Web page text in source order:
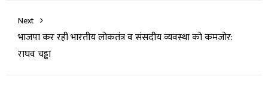
Next
भाजपा कर रही भारतीय लोकतंत्र व संसदीय व्यवस्था को कमजोर:
राघव चड्ढा